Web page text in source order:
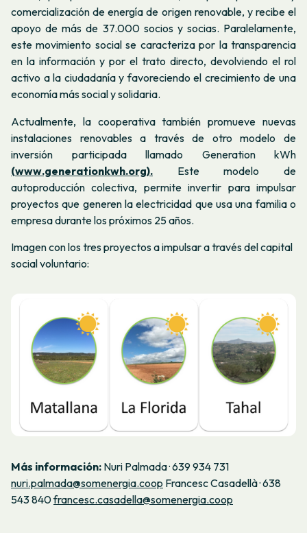
comercialización de energía de origen renovable, y recibe el
apoyo de más de 37.000 socios y socias. Paralelamente,
este movimiento social se caracteriza por la transparencia
en la información y por el trato directo, devolviendo el rol
activo a la ciudadanía y favoreciendo el crecimiento de una
economía más social y solidaria.
Actualmente, la cooperativatambién promueve nuevas
instalaciones renovables a través de otro modelo de
inversión participada llamado Generation kWh
(www.generationkwh.org).
Este modelo de
autoproducción colectiva, permite invertir para impulsar
proyectos que generen la electricidad que usa una familia o
empresa durante los próximos 25 años.
Imagen con los tres proyectos a impulsar a través del capital
social voluntario:
Más información: Nuri Palmada · 639 934 731
nuri.palmada@somenergia.coop Francesc Casadellà · 638
543 840francesc.casadella@somenergia.coop